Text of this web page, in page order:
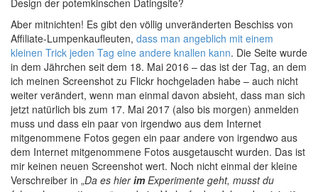
Design der potemkinschen Datingsite?
Aber mitnichten! Es gibt den völlig unveränderten Beschiss von
Affiliate-Lumpenkaufleuten, dass man angeblich mit einem
kleinen Trick jeden Tag eine andere knallen kann. Die Seite wurde
in dem Jährchen seit dem 18. Mai 2016 – das ist der Tag, an dem
ich meinen Screenshot zu Flickr hochgeladen habe – auch nicht
weiter verändert, wenn man einmal davon absieht, dass man sich
jetzt natürlich bis zum 17. Mai 2017 (also bis morgen) anmelden
muss und dass ein paar von irgendwo aus dem Internet
mitgenommene Fotos gegen ein paar andere von irgendwo aus
dem Internet mitgenommene Fotos ausgetauscht wurden. Das ist
mir keinen neuen Screenshot wert. Noch nicht einmal der kleine
Verschreiber in „Da es hierimExperimente geht, musst du